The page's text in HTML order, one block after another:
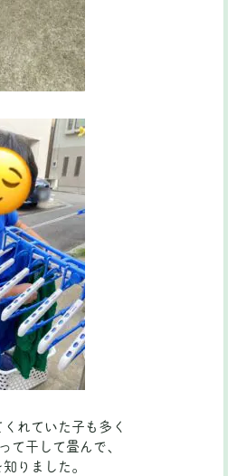
れていた子も多く
て干して畳んで、
りました。